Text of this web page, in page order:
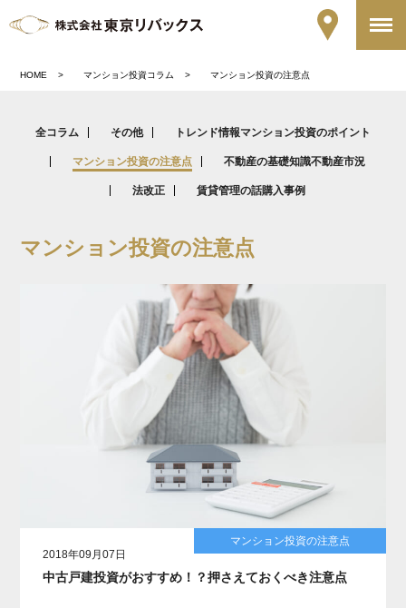
HOME マンション投資コラム マンション投資の注意点
全コラム その他 トレンド情報マンション投資のポイント
マンション投資の注意点 不動産の基礎知識不動産市況
法改正 賃貸管理の話購入事例
マンション投資の注意点
マンション投資の注意点
2018年09月07日
中古戸建投資がおすすめ！？押さえておくべき注意点